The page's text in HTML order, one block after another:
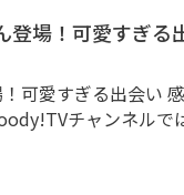
場！可愛すぎる
すぎる出会い 感動
チャンネルで
猫動画の再アップロ
■■